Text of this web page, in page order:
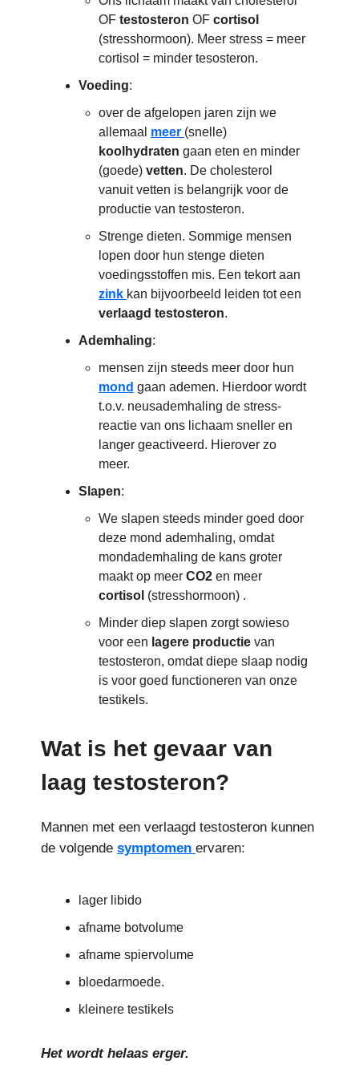
OF testosteron OF cortisol
(stresshormoon). Meer stress = meer
cortisol = minder tesosteron.
Voeding:
over de afgelopen jaren zijn we
allemaal meer (snelle)
koolhydraten gaan eten en minder
(goede) vetten. De cholesterol
vanuit vetten is belangrijk voor de
productie van testosteron.
Strenge dieten. Sommige mensen
lopen door hun stenge dieten
voedingsstoffen mis. Een tekort aan
zink kan bijvoorbeeld leiden tot een
verlaagd testosteron.
Ademhaling:
mensen zijn steeds meer door hun
mond gaan ademen. Hierdoor wordt
t.o.v. neusademhaling de stress-
reactie van ons lichaam sneller en
langer geactiveerd. Hierover zo
meer.
Slapen:
We slapen steeds minder goed door
deze mond ademhaling, omdat
mondademhaling de kans groter
maakt op meer CO2 en meer
cortisol (stresshormoon) .
Minder diep slapen zorgt sowieso
voor een lagere productie van
testosteron, omdat diepe slaap nodig
is voor goed functioneren van onze
testikels.
Wat is het gevaar van
laag testosteron?
Mannen met een verlaagd testosteron kunnen
de volgende symptomen ervaren:
lager libido
afname botvolume
afname spiervolume
bloedarmoede.
kleinere testikels
Het wordt helaas erger.